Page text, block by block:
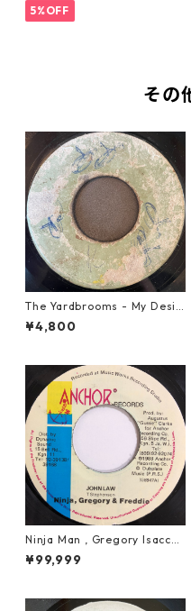
5%OFF
その
The Yardbrooms - My Desir
e【7-21922】
¥4,800
Ninja Man , Gregory Isaccs
& Freddie Mcgregor - John
Low【7-20010】
¥99,999